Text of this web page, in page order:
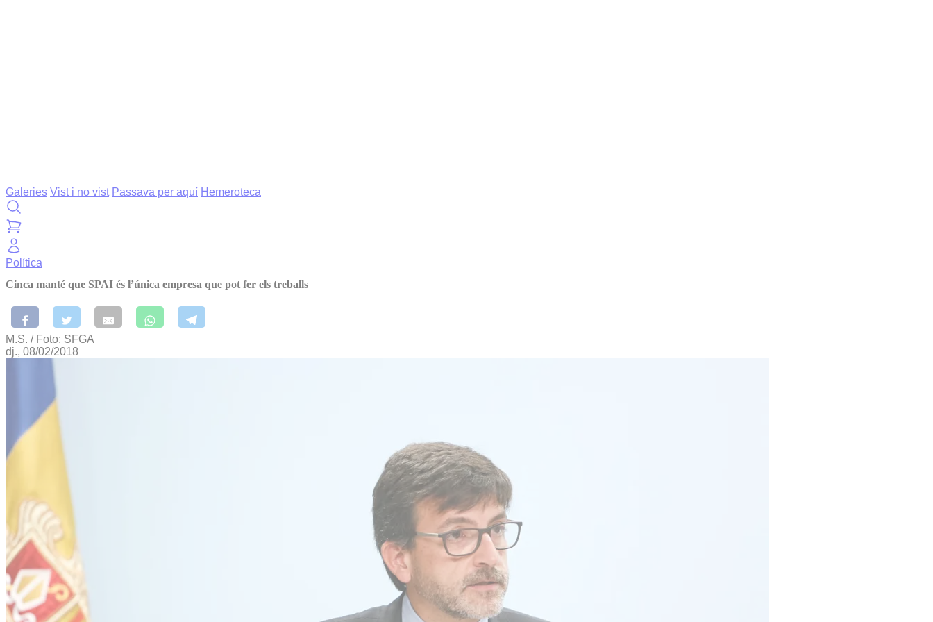
Galeries Vist i no vist Passava per aquí Hemeroteca
Política
Cinca manté que SPAI és l’única empresa que pot fer els treballs
M.S. / Foto: SFGA
dj., 08/02/2018